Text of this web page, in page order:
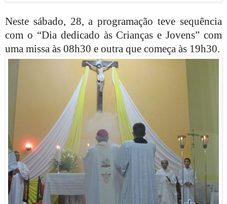
Neste sábado, 28, a programação teve sequência
com o “Dia dedicado às Crianças e Jovens” com
uma missa às 08h30 e outra que começa às 19h30.